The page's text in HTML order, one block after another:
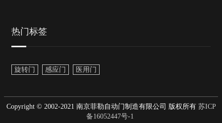
热门标签
旋转门 感应门 医用门
Copyright © 2002-2021 南京菲勒自动门制造有限公司 版权所有苏ICP
备16052447号-1